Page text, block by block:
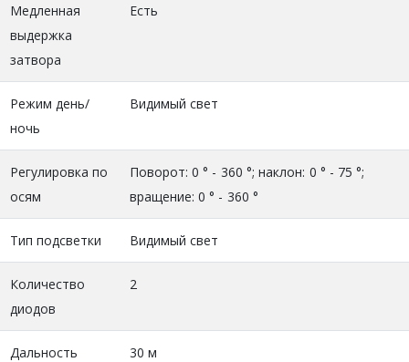
Медленная
выдержка
затвора
Есть
Режим день/
ночь
Видимый свет
Регулировка по
осям
Поворот: 0 ° - 360 °; наклон: 0 ° - 75 °;
вращение: 0 ° - 360 °
Тип подсветки Видимый свет
Количество
диодов
2
Дальность
30 м